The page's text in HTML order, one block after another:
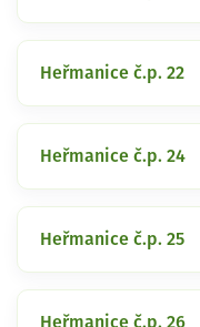
Heřmanice č.p. 22
Heřmanice č.p. 24
Heřmanice č.p. 25
Heřmanice č.p. 26